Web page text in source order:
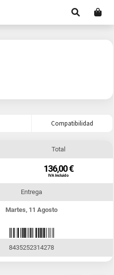
Compatibilidad
Total
136,00 €
IVA Incluido
Entrega
Martes, 11 Agosto
8435252314278